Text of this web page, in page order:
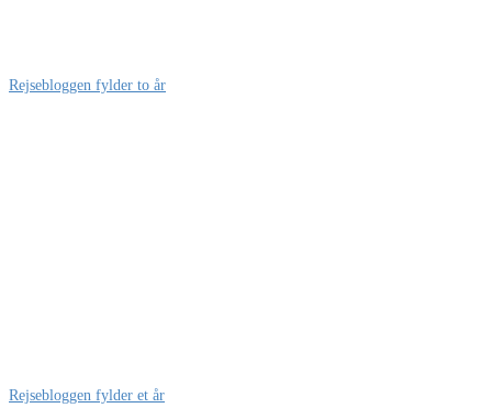
Rejsebloggen fylder to år
Rejsebloggen fylder et år